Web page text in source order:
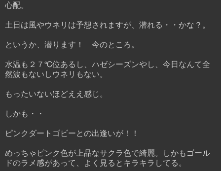
心配。
土日は風やウネリは予想されますが、潜れる・・かな？。
というか、潜ります！ 今のところ。
水温も２７℃位あるし、ハゼシーズンやし、今日なんて全
然波もないしウネリもない。
もったいないほどええ感じ。
しかも・・
ピンクダートゴビーとの出逢いが！！
めっちゃピンク色が上品なサクラ色で綺麗。しかもゴール
ドのラメ感があって、よく見るとキラキラしてる。